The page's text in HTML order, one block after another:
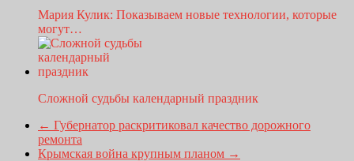
Мария Кулик: Показываем новые технологии, которые
могут…
Сложной судьбы календарный праздник
← Губернатор раскритиковал качество дорожного
ремонта
Крымская война крупным планом →